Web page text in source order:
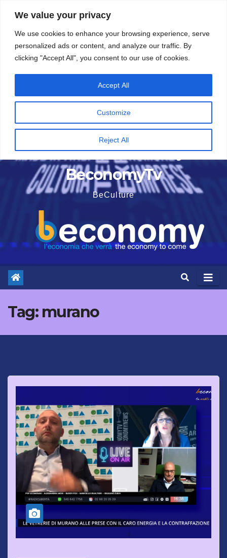
We value your privacy
We use cookies to enhance your browsing experience, serve
personalized ads or content, and analyze our traffic. By
clicking "Accept All", you consent to our use of cookies.
Customize
Reject All
Accept All
contenuto
5 Agosto 2026
BeconomyTv
BeCulture
Tag: murano